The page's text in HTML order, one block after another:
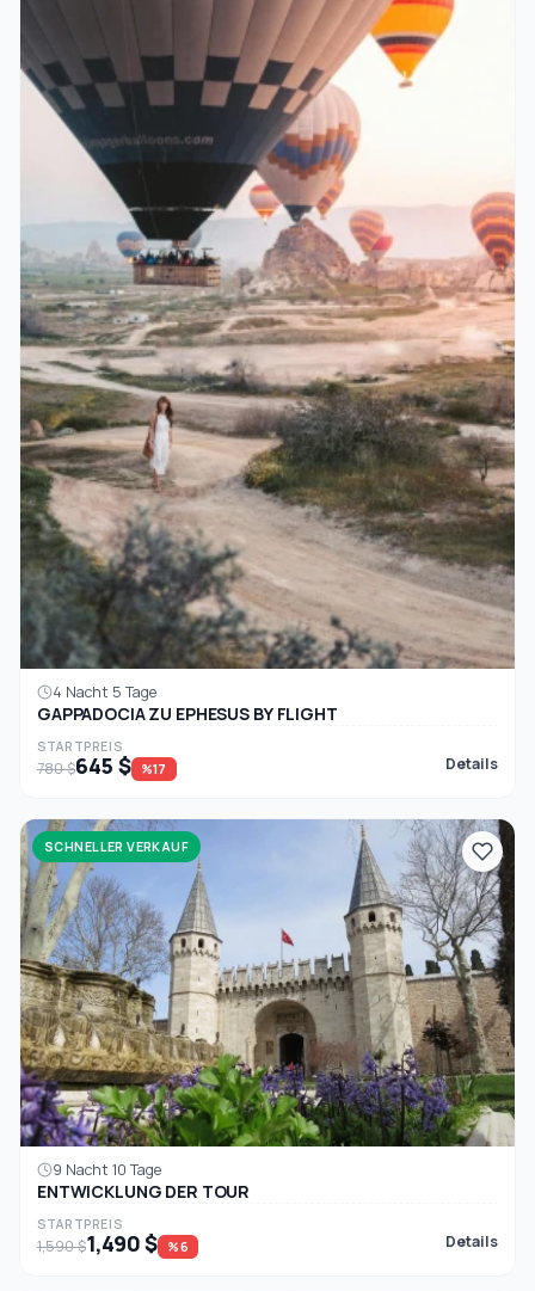
4 Nacht 5 Tage
GAPPADOCIA ZU EPHESUS BY FLIGHT
STARTPREIS
780 $645 $ %17 Details
SCHNELLER VERKAUF
9 Nacht 10 Tage
ENTWICKLUNG DER TOUR
STARTPREIS
1,590 $1,490 $ %6 Details